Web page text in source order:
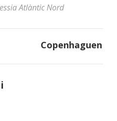
Atlàntic Nord
Copenhaguen